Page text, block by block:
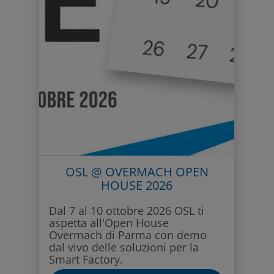
OSL @ OVERMACH OPEN
HOUSE 2026
Dal 7 al 10 ottobre 2026 OSL ti
aspetta all'Open House
Overmach di Parma con demo
dal vivo delle soluzioni per la
Smart Factory.